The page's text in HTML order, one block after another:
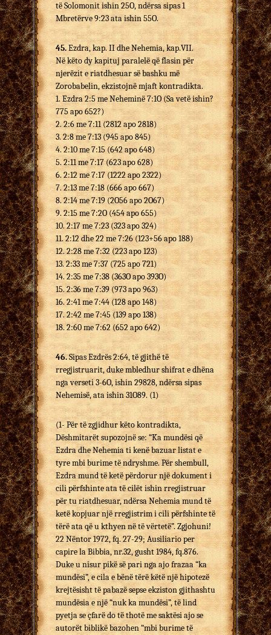
të Solomonit ishin 25O, ndërsa sipas 1
Mbretërve 9:23 ata ishin 55O.
45.Ezdra, kap. II dhe Nehemia, kap.VII.
Në këto dy kapituj paralelë që flasin për
njerëzit e riatdhesuar së bashku më
Zorobabelin, ekzistojnë mjaft kontradikta.
1. Ezdra 2:5 me Neheminë 7:1O (Sa vetë ishin?
775 apo 652?)
2. 2:6 me 7:11 (2812 apo 2818)
3. 2:8 me 7:13 (945 apo 845)
4. 2:10 me 7:15 (642 apo 648)
5. 2:11 me 7:17 (623 apo 628)
6. 2:12 me 7:17 (1222 apo 2322)
7. 2:13 me 7:18 (666 apo 667)
8. 2:14 me 7:19 (2O56 apo 2O67)
9. 2:15 me 7:2O (454 apo 655)
10. 2:17 me 7:23 (323 apo 324)
11. 2:12 dhe 22 me 7:26 (123+56 apo 188)
12. 2:28 me 7:32 (223 apo 123)
13. 2:33 me 7:37 (725 apo 721)
14. 2:35 me 7:38 (363O apo 393O)
15. 2:36 me 7:39 (973 apo 963)
16. 2:41 me 7:44 (128 apo 148)
17. 2:42 me 7:45 (139 apo 138)
18. 2:60 me 7:62 (652 apo 642)
46.Sipas Ezdrës 2:64, të gjithë të
rregjistruarit, duke mbledhur shifrat e dhëna
nga verseti 3-6O, ishin 29828, ndërsa sipas
Nehemisë, ata ishin 31O89. (1)
(1- Për të zgjidhur këto kontradikta,
Dëshmitarët supozojnë se: “Ka mundësi që
Ezdra dhe Nehemia ti kenë bazuar listat e
tyre mbi burime të ndryshme. Për shembull,
Ezdra mund të ketë përdorur një dokument i
cili përfshinte ata të cilët ishin rregjistruar
për tu riatdhesuar, ndërsa Nehemia mund të
ketë kopjuar një rregjistrim i cili përfshinte të
tërë ata që u kthyen në të vërtetë”. Zgjohuni!
22 Nëntor 1972, fq. 27-29; Ausiliario per
capire la Bibbia, nr.32, gusht 1984, fq.876.
Duke u nisur pikë së pari nga ajo frazaa “ka
mundësi”, e cila e bënë tërë këtë një hipotezë
krejtësisht të pabazë sepse ekziston gjithashtu
mundësia e një “nuk ka mundësi”, të lind
pyetja se çfarë do të thotë me saktësi ajo se
autorët biblikë bazohen “mbi burime të